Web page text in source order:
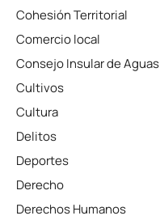
Cohesión Territorial
Comercio local
Consejo Insular de Aguas
Cultivos
Cultura
Delitos
Deportes
Derecho
Derechos Humanos